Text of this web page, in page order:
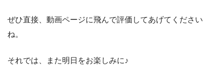
ぜひ直接、動画ページに飛んで評価してあげてください
ね。
それでは、また明日をお楽しみに♪